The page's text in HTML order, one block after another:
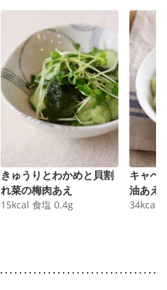
きゅうりとわかめと貝割
れ菜の梅肉あえ
15kcal 食塩 0.4g
キャベ
油あえ
34kcal